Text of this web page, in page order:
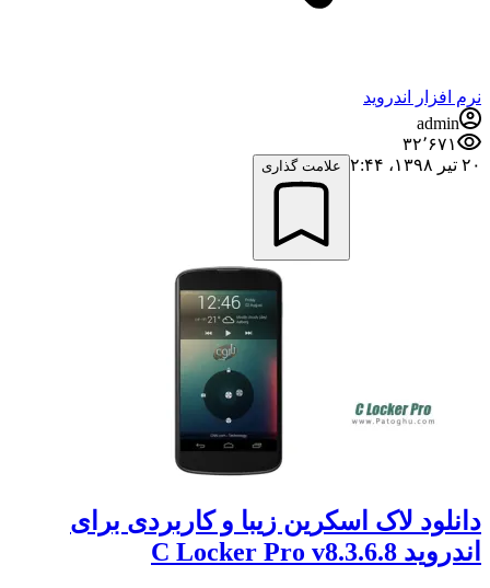
نرم افزار اندروید
admin
۳۲٬۶۷۱
۲۰ تیر ۱۳۹۸،‏ ۲:۴۴
علامت گذاری
دانلود لاک اسکرین زیبا و کاربردی برای
اندروید C Locker Pro v8.3.6.8